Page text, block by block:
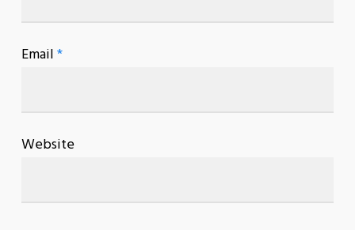
Email*
Website